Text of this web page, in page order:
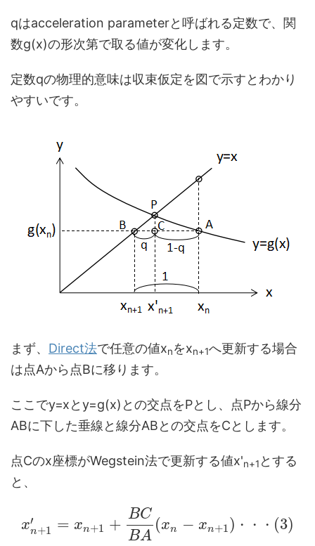
qはacceleration parameterと呼ばれる定数で、関
数g(x)の形次第で取る値が変化します。
定数qの物理的意味は収束仮定を図で示すとわかり
やすいです。
まず、 Direct法で任意の値xnをxn+1へ更新する場合
は点Aから点Bに移ります。
ここでy=xとy=g(x)との交点をPとし、点Pから線分
ABに下した垂線と線分ABとの交点をCとします。
点Cのx座標がWegstein法で更新する値x'n+1 とする
と、
x′
n+1 = xn+1 +
BC
BA
(xn − xn+1 ) ・ ・ ・ (3)